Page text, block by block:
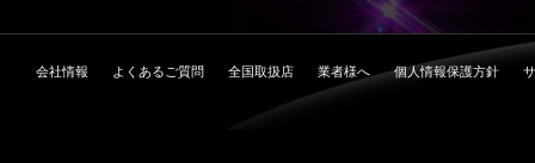
会社情報 よくあるご質問 全国取扱店 業者様へ 個人情報保護方針